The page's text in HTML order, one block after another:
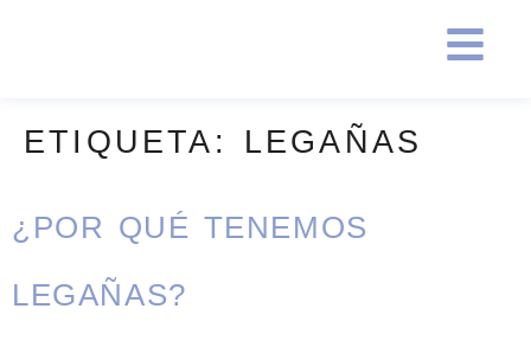
ETIQUETA: LEGAÑAS
¿POR QUÉ TENEMOS
LEGAÑAS?